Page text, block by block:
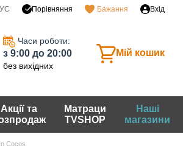
Порівняння Бажання Вхід
Часи роботи:
з 9:00 до 20:00
без вихідних
Мій кошик
Акції та
Матраци
TVSHOP
Наші
магазини
Cocos